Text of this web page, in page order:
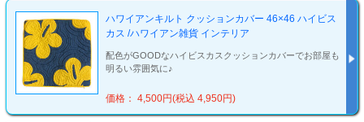
ハワイアンキルト クッションカバー 46×46 ハイビス
カス /ハワイアン雑貨 インテリア
配色がGOODなハイビスカスクッションカバーでお部屋も
明るい雰囲気に♪
価格： 4,500円(税込 4,950円)